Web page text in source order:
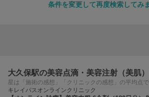
条件を変更して再度検索してみ
大久保駅の美容点滴・美容注射（美肌
星は「施術の感想」「クリニックの感想」の平均点
キレイパスオンラインクリニック